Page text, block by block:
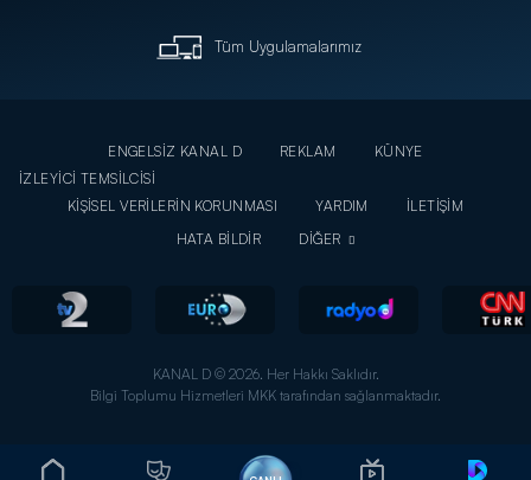
Tüm Uygulamalarımız
ENGELSİZ KANAL D REKLAM
KÜNYE
İZLEYİCİ TEMSİLCİSİ
KİŞİSEL VERİLERİN KORUNMASI
YARDIM
İLETİŞİM
HATA BİLDİR
DİĞER
KANAL D © 2026. Her Hakkı Saklıdır.
Bilgi Toplumu Hizmetleri MKK tarafından sağlanmaktadır.